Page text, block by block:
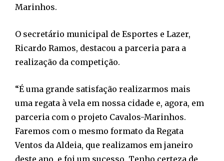
Marinhos.
O secretário municipal de Esportes e Lazer,
Ricardo Ramos, destacou a parceria para a
realização da competição.
“É uma grande satisfação realizarmos mais
uma regata à vela em nossa cidade e, agora, em
parceria com o projeto Cavalos-Marinhos.
Faremos com o mesmo formato da Regata
Ventos da Aldeia, que realizamos em janeiro
deste ano, e foi um sucesso. Tenho certeza de